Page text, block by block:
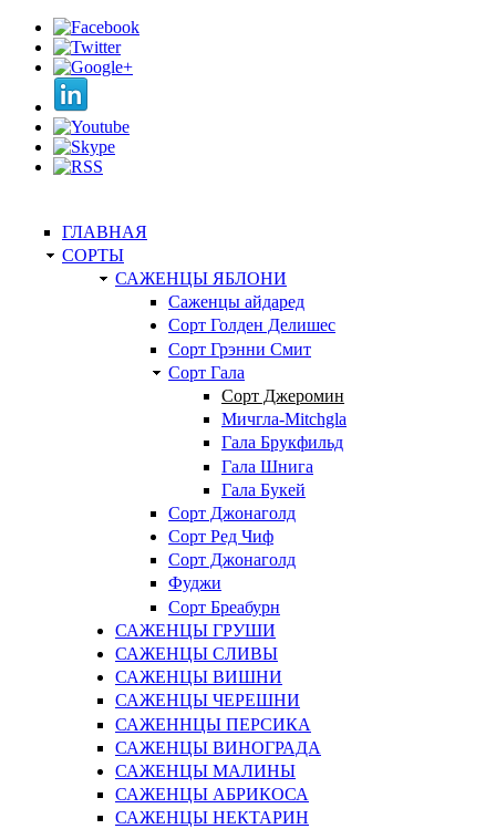
ГЛАВНАЯ
СОРТЫ
САЖЕНЦЫ ЯБЛОНИ
Саженцы айдаред
Сорт Голден Делишес
Сорт Грэнни Смит
Сорт Гала
Сорт Джеромин
Мичгла-Mitchgla
Гала Брукфильд
Гала Шнига
Гала Букей
Сорт Джонаголд
Сорт Ред Чиф
Сорт Джонаголд
Фуджи
Сорт Бреабурн
САЖЕНЦЫ ГРУШИ
САЖЕНЦЫ СЛИВЫ
САЖЕНЦЫ ВИШНИ
САЖЕНЦЫ ЧЕРЕШНИ
САЖЕННЦЫ ПЕРСИКА
САЖЕНЦЫ ВИНОГРАДА
САЖЕНЦЫ МАЛИНЫ
САЖЕНЦЫ АБРИКОСА
САЖЕНЦЫ НЕКТАРИН